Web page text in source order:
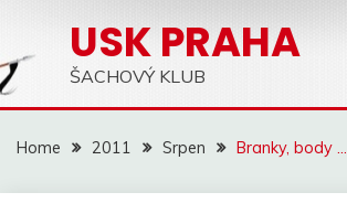
content
USK PRAHA
ŠACHOVÝ KLUB
Home 2011 Srpen Branky, body …